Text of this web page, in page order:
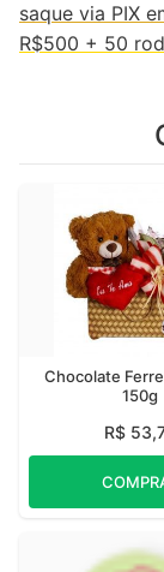
saque via PIX
R$500 + 50
Chocolate
150g
R$